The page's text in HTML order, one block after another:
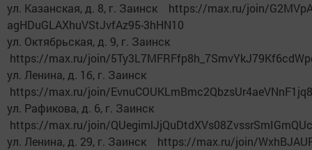
ул. Казанская, д. 8, г. Заинск https://max.ru/join/
agHDuGLAXhuVStJvfAz95-3hHN10
ул. Октябрьская, д. 9, г. Заинск
https://max.ru/join/
ул. Ленина, д. 1б, г. Заинск
https://max.ru/join/
ул. Рафикова, д. 6, г. Заинск
https://max.ru/join/
ул. Ленина, д. 29, г. Заинск https://max.ru/join/